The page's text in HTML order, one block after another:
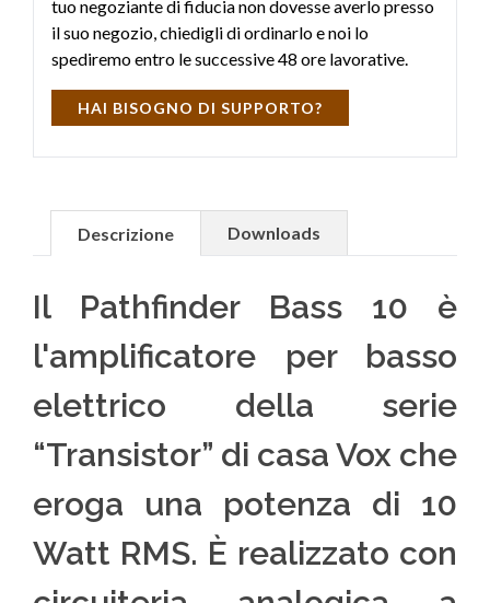
tuo negoziante di fiducia non dovesse averlo presso
il suo negozio, chiedigli di ordinarlo e noi lo
spediremo entro le successive 48 ore lavorative.
HAI BISOGNO DI SUPPORTO?
Descrizione Downloads
Il Pathfinder Bass 10 è
l'amplificatore per basso
elettrico della serie
“Transistor” di casa Vox che
eroga una potenza di 10
Watt RMS. È realizzato con